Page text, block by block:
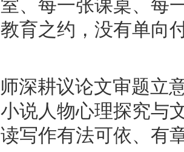
育之约，没有单向
深耕议论文审题立
说人物心理探究与
写作有法可依、有